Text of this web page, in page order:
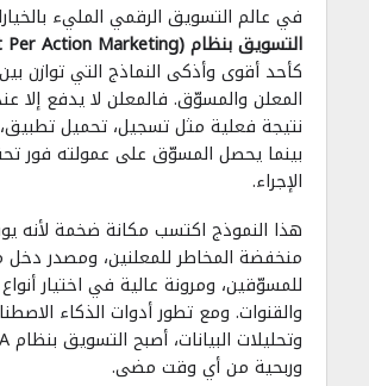
في عالم التسويق الرقمي المليء
التسويق بنظام CPA (Cost Per Action Marketing)
كأحد أقوى وأذكى النماذج التي توازن
المعلن والمسوّق. فالمعلن لا يدفع إلا
نتيجة فعلية مثل تسجيل، تحميل تطبيق،
بينما يحصل المسوّق على عمولته فور
الإجراء.
هذا النموذج اكتسب مكانة ضخمة لأنه
منخفضة المخاطر للمعلنين، ومصدر دخل
للمسوّقين، ومرونة عالية في اختيار
والقنوات. ومع تطور أدوات الذكاء
وربحية من أي وقت مضى.